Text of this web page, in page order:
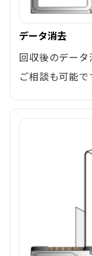
データ消去
回収後のデー
ご相談も可能で